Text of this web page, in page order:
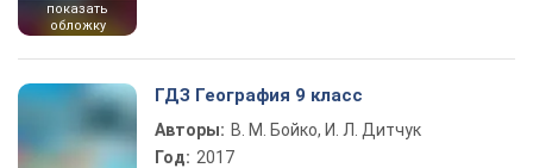
показать
обложку
ГДЗ География 9 класс
Авторы: В. М. Бойко, И. Л. Дитчук
Год: 2017